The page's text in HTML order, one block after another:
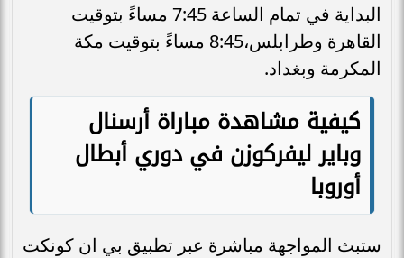
البداية في تمام الساعة 7:45 مساءً بتوقيت
القاهرة وطرابلس،8:45 مساءً بتوقيت مكة
المكرمة وبغداد.
كيفية مشاهدة مباراة أرسنال
وباير ليفركوزن في دوري أبطال
أوروبا
ستبث المواجهة مباشرة عبر تطبيق بي ان كونكت